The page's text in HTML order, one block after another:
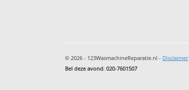
© 2026 - 123WasmachineReparatie.nl - Disclaimer
Bel deze avond:020-7601507